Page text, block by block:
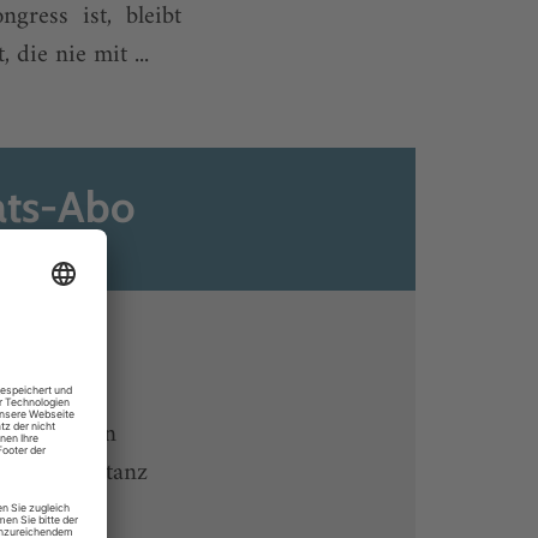
ist, bleibt
die nie mit ...
Abo
von tanz
Abos